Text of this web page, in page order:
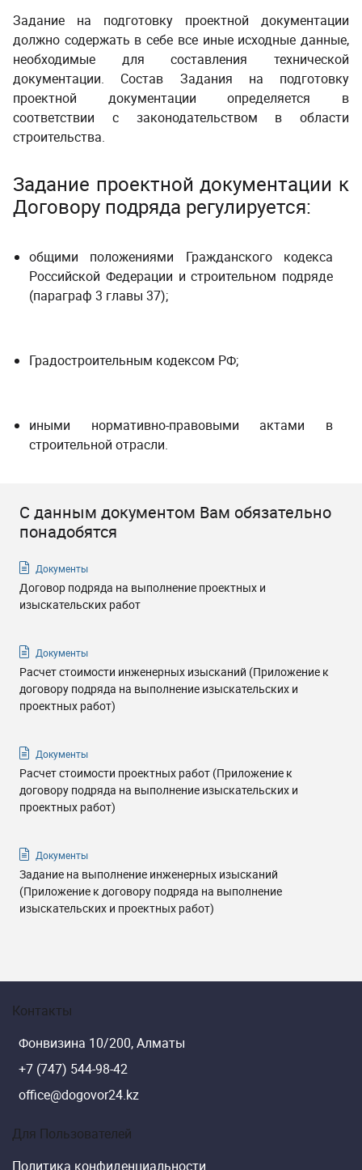
Задание на подготовку проектной документации
должно содержать в себе все иные исходные данные,
необходимые для составления технической
документации. Состав Задания на подготовку
проектной документации определяется в
соответствии с законодательством в области
строительства.
Задание проектной документации к
Договору подряда регулируется:
общими положениями Гражданского кодекса
Российской Федерации и строительном подряде
(параграф 3 главы 37);
Градостроительным кодексом РФ;
иными нормативно-правовыми актами в
строительной отрасли.
С данным документом Вам обязательно
понадобятся
Документы
Договор подряда на выполнение проектных и
изыскательских работ
Документы
Расчет стоимости инженерных изысканий (Приложение к
договору подряда на выполнение изыскательских и
проектных работ)
Документы
Расчет стоимости проектных работ (Приложение к
договору подряда на выполнение изыскательских и
проектных работ)
Документы
Задание на выполнение инженерных изысканий
(Приложение к договору подряда на выполнение
изыскательских и проектных работ)
Контакты
Фонвизина 10/200, Алматы
+7 (747) 544-98-42
office@dogovor24.kz
Для Пользователей
Политика конфиденциальности